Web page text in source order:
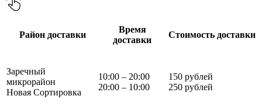
Район доставки
Время
доставки
Стоимость доставки
Заречный
микрорайон
Новая Сортировка
10:00 – 20:00
20:00 – 10:00
150 рублей
250 рублей